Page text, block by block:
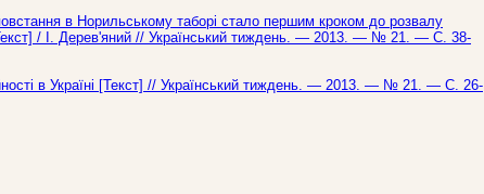
в Норильському таборі стало першим кроком до розвалу
/ І. Дерев'яний // Український тиждень. — 2013. — № 21. — С. 38-
в Україні [Текст] // Український тиждень. — 2013. — № 21. — С. 26-